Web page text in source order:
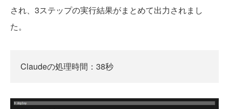
され、3ステップの実行結果がまとめて出力されまし
た。
Claudeの処理時間：38秒